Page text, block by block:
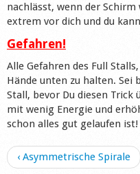
nachlässt, wenn der
extrem vor dich und du
Gefahren!
Alle Gefahren des Full
Hände unten zu halten. Sei
Stall, bevor Du diesen Trick
mit wenig Energie und
schon alles gut gelaufen ist!
‹ Asymmetrische Spirale